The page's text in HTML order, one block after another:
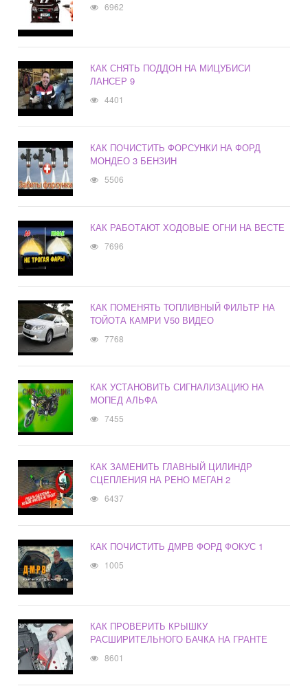
6962
КАК СНЯТЬ ПОДДОН НА МИЦУБИСИ
ЛАНСЕР 9
4401
КАК ПОЧИСТИТЬ ФОРСУНКИ НА ФОРД
МОНДЕО 3 БЕНЗИН
5506
КАК РАБОТАЮТ ХОДОВЫЕ ОГНИ НА ВЕСТЕ
7696
КАК ПОМЕНЯТЬ ТОПЛИВНЫЙ ФИЛЬТР НА
ТОЙОТА КАМРИ V50 ВИДЕО
7768
КАК УСТАНОВИТЬ СИГНАЛИЗАЦИЮ НА
МОПЕД АЛЬФА
7455
КАК ЗАМЕНИТЬ ГЛАВНЫЙ ЦИЛИНДР
СЦЕПЛЕНИЯ НА РЕНО МЕГАН 2
6437
КАК ПОЧИСТИТЬ ДМРВ ФОРД ФОКУС 1
1005
КАК ПРОВЕРИТЬ КРЫШКУ
РАСШИРИТЕЛЬНОГО БАЧКА НА ГРАНТЕ
8601